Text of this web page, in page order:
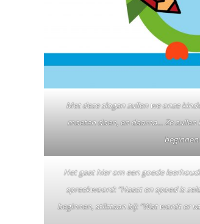
Met deze slogan zullen we onze
moeten doen, en daarna… Ze
Het gaat hier om een goede
spreekwoord: “Haast en spoed is
beginnen, stilstaan bij: “Wat wordt er